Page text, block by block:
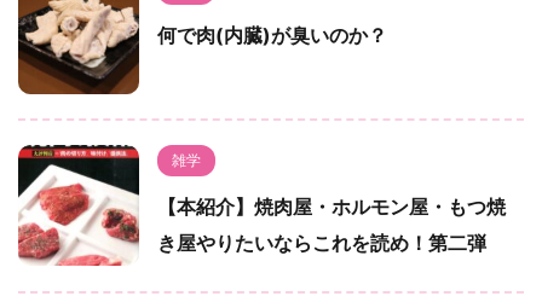
何で肉(内臓)が臭いのか？
雑学
【本紹介】焼肉屋・ホルモン屋・もつ焼
き屋やりたいならこれを読め！第二弾